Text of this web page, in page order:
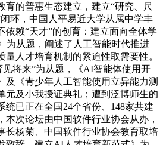
育的普惠生态建立，建立“研究、尺
环，中国人平易近大学从属中学丰
依赖“天才”的创育：建立面向全体学
为从题，阐述了人工智能时代推进
人才培育机制的紧迫性取需要性。
将来”为从题，《AI智能体使用开
及《青少年人工智能使用立异能力测
元及小我授证典礼；遭到泛博师生的
统已正在全国24个省份、148家共建
本次论坛由中国软件行业协会从办，
长杨菊、中国软件行业协会教育取培